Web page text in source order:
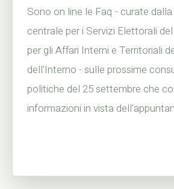
Sono on line le Faq - curate
centrale per i Servizi Elettorali
per gli Affari Interni e Territoriali
dell'Interno - sulle prossime
politiche del 25 settembre che
informazioni in vista